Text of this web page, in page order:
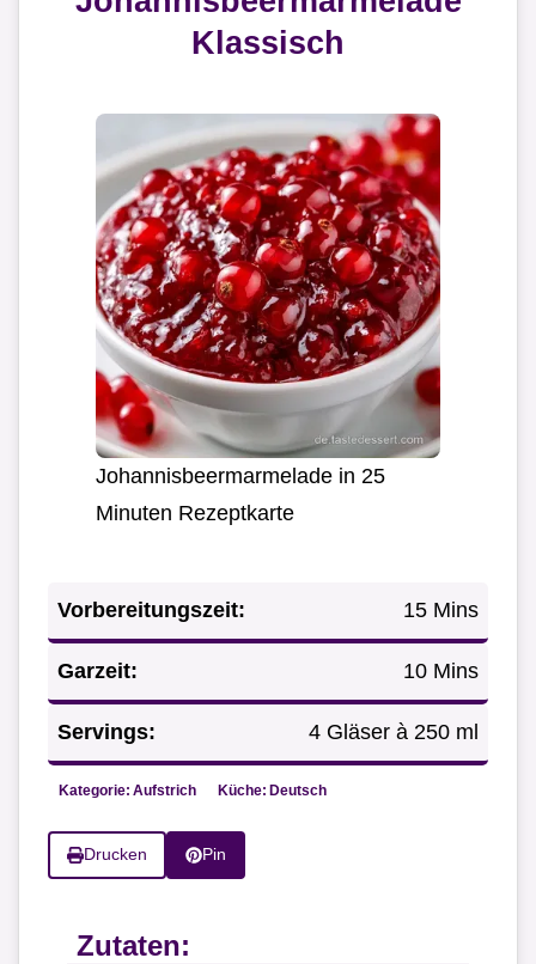
Klassisch
Johannisbeermarmelade in 25
Minuten Rezeptkarte
Vorbereitungszeit: 15 Mins
Garzeit: 10 Mins
Servings: 4 Gläser à 250 ml
Kategorie: Aufstrich Küche: Deutsch
Drucken Pin
Zutaten: